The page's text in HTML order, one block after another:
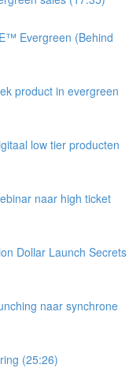
Evergreen (Behind
product in evergreen
low tier producten
naar high ticket
Dollar Launch Secrets
naar synchrone
(25:26)